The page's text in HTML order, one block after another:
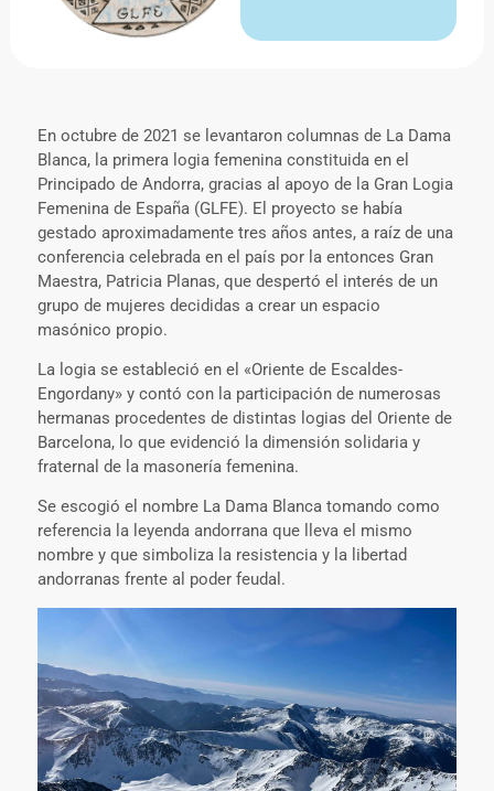
En octubre de 2021 se levantaron columnas de La Dama
Blanca, la primera logia femenina constituida en el
Principado de Andorra, gracias al apoyo de la Gran Logia
Femenina de España (GLFE). El proyecto se había
gestado aproximadamente tres años antes, a raíz de una
conferencia celebrada en el país por la entonces Gran
Maestra, Patricia Planas, que despertó el interés de un
grupo de mujeres decididas a crear un espacio
masónico propio.
La logia se estableció en el «Oriente de Escaldes-
Engordany» y contó con la participación de numerosas
hermanas procedentes de distintas logias del Oriente de
Barcelona, lo que evidenció la dimensión solidaria y
fraternal de la masonería femenina.
Se escogió el nombre La Dama Blanca tomando como
referencia la leyenda andorrana que lleva el mismo
nombre y que simboliza la resistencia y la libertad
andorranas frente al poder feudal.